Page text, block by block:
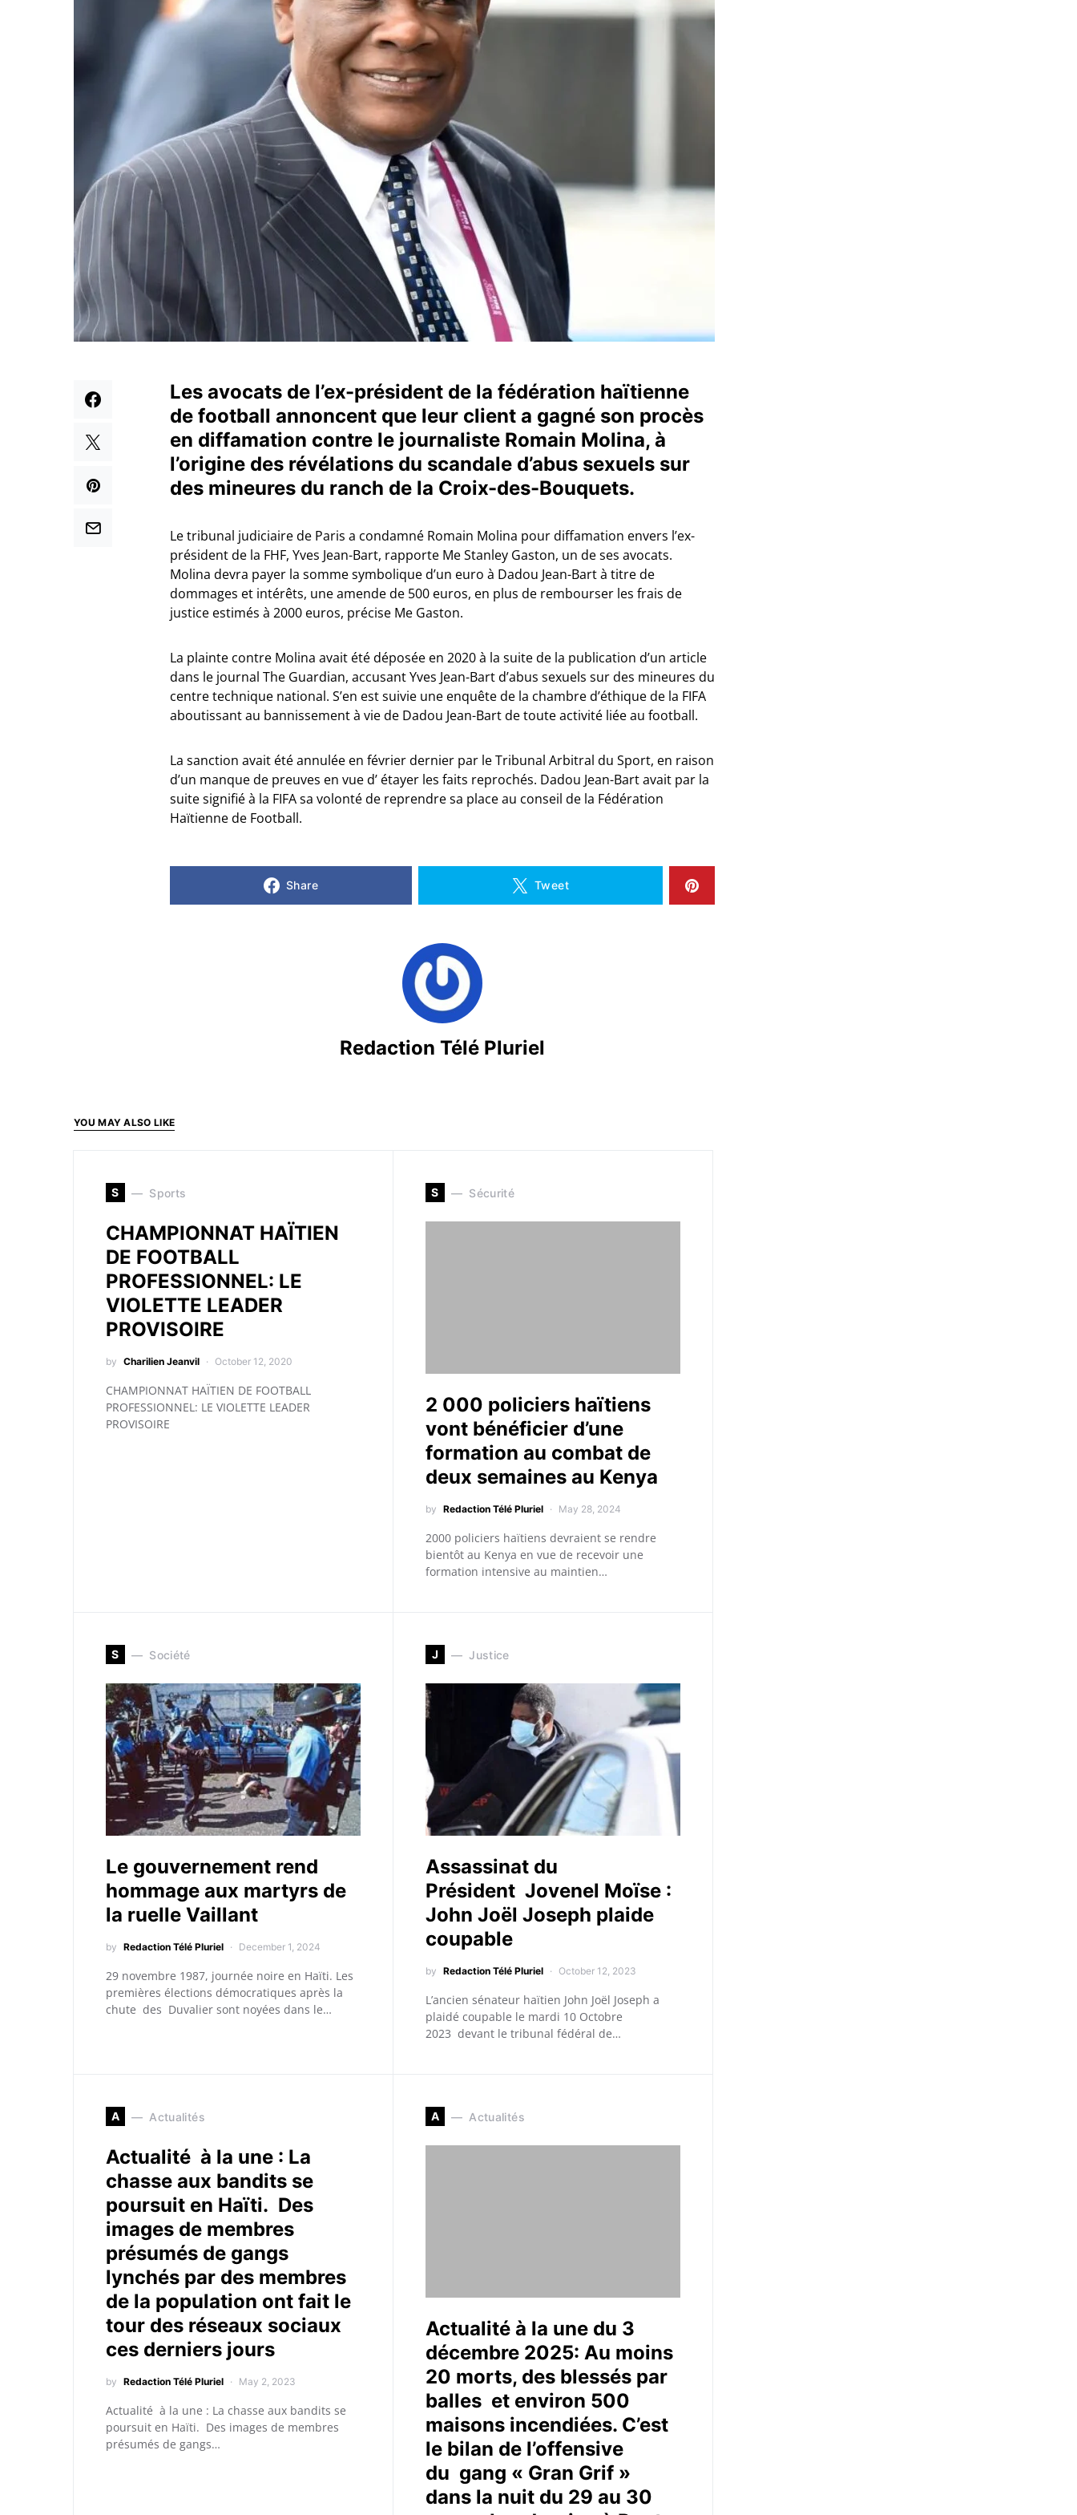
Les avocats de l’ex-président de la fédération haïtienne
de football annoncent que leur client a gagné son procès
en diffamation contre le journaliste Romain Molina, à
l’origine des révélations du scandale d’abus sexuels sur
des mineures du ranch de la Croix-des-Bouquets.
Le tribunal judiciaire de Paris a condamné Romain Molina pour diffamation envers l’ex-
président de la FHF, Yves Jean-Bart, rapporte Me Stanley Gaston, un de ses avocats.
Molina devra payer la somme symbolique d’un euro à Dadou Jean-Bart à titre de
dommages et intérêts, une amende de 500 euros, en plus de rembourser les frais de
justice estimés à 2000 euros, précise Me Gaston.
La plainte contre Molina avait été déposée en 2020 à la suite de la publication d’un article
dans le journal The Guardian, accusant Yves Jean-Bart d’abus sexuels sur des mineures du
centre technique national. S’en est suivie une enquête de la chambre d’éthique de la FIFA
aboutissant au bannissement à vie de Dadou Jean-Bart de toute activité liée au football.
La sanction avait été annulée en février dernier par le Tribunal Arbitral du Sport, en raison
d’un manque de preuves en vue d’ étayer les faits reprochés. Dadou Jean-Bart avait par la
suite signifié à la FIFA sa volonté de reprendre sa place au conseil de la Fédération
Haïtienne de Football.
Share Tweet
Redaction Télé Pluriel
YOU MAY ALSO LIKE
S Sports
CHAMPIONNAT HAÏTIEN
DE FOOTBALL
PROFESSIONNEL: LE
VIOLETTE LEADER
PROVISOIRE
by Charilien Jeanvil October 12, 2020
CHAMPIONNAT HAÏTIEN DE FOOTBALL
PROFESSIONNEL: LE VIOLETTE LEADER
PROVISOIRE
S Sécurité
2 000 policiers haïtiens
vont bénéficier d’une
formation au combat de
deux semaines au Kenya
by Redaction Télé Pluriel May 28, 2024
2000 policiers haïtiens devraient se rendre
bientôt au Kenya en vue de recevoir une
formation intensive au maintien…
S Société
Le gouvernement rend
hommage aux martyrs de
la ruelle Vaillant
by Redaction Télé Pluriel December 1, 2024
29 novembre 1987, journée noire en Haïti. Les
premières élections démocratiques après la
chute des Duvalier sont noyées dans le…
J Justice
Assassinat du
Président Jovenel Moïse :
John Joël Joseph plaide
coupable
by Redaction Télé Pluriel October 12, 2023
L’ancien sénateur haïtien John Joël Joseph a
plaidé coupable le mardi 10 Octobre
2023 devant le tribunal fédéral de…
A Actualités
Actualité à la une : La
chasse aux bandits se
poursuit en Haïti. Des
images de membres
présumés de gangs
lynchés par des membres
de la population ont fait le
tour des réseaux sociaux
ces derniers jours
by Redaction Télé Pluriel May 2, 2023
Actualité à la une : La chasse aux bandits se
poursuit en Haïti. Des images de membres
présumés de gangs…
A Actualités
Actualité à la une du 3
décembre 2025: Au moins
20 morts, des blessés par
balles et environ 500
maisons incendiées. C’est
le bilan de l’offensive
du gang « Gran Grif »
dans la nuit du 29 au 30